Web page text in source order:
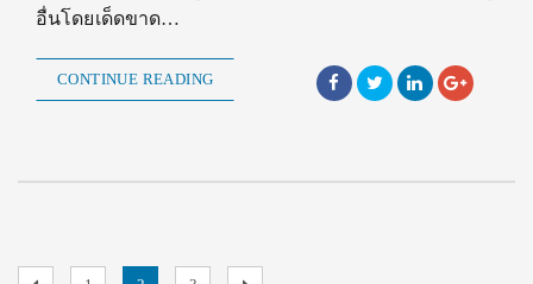
อื่นโดยเด็ดขาด…
CONTINUE READING